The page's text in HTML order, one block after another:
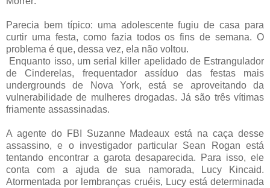
Parecia bem típico: uma adolescente fugiu de casa para
curtir uma festa, como fazia todos os fins de semana. O
problema é que, dessa vez, ela não voltou.
Enquanto isso, um serial killer apelidado de Estrangulador
de Cinderelas, frequentador assíduo das festas mais
undergrounds de Nova York, está se aproveitando da
vulnerabilidade de mulheres drogadas. Já são três vítimas
friamente assassinadas.
A agente do FBI Suzanne Madeaux está na caça desse
assassino, e o investigador particular Sean Rogan está
tentando encontrar a garota desaparecida. Para isso, ele
conta com a ajuda de sua namorada, Lucy Kincaid.
Atormentada por lembranças cruéis, Lucy está determinada